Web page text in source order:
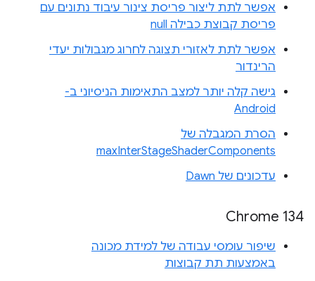
אפשר לתת ליצור פריסת צינור עיבוד נתונים עם
פריסת קבוצת כבילה null
אפשר לתת לאזורי תצוגה לחרוג מגבולות יעדי
הרינדור
גישה קלה יותר למצב התאימות הניסיוני ב-
Android
הסרת המגבלה של
maxInterStageShaderComponents
עדכונים של Dawn
Chrome 134
שיפור עומסי עבודה של למידת מכונה
באמצעות תת קבוצות